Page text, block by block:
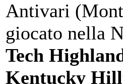
Antivari
giocato nella
Tech
Kentucky